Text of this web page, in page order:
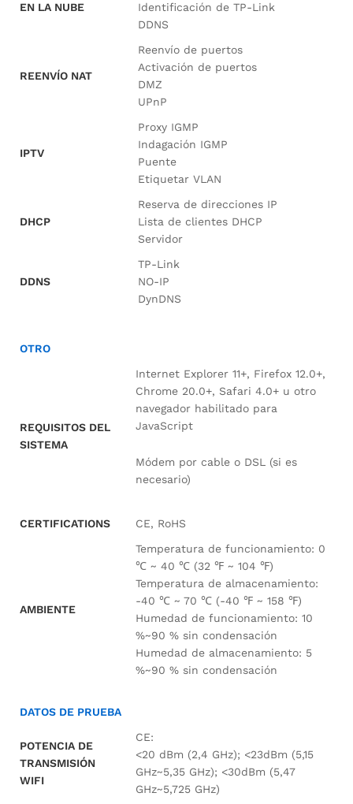
EN LA NUBE
Identificación de TP-Link
DDNS
REENVÍO NAT
Reenvío de puertos
Activación de puertos
DMZ
UPnP
IPTV
Proxy IGMP
Indagación IGMP
Puente
Etiquetar VLAN
DHCP
Reserva de direcciones IP
Lista de clientes DHCP
Servidor
DDNS
TP-Link
NO-IP
DynDNS
OTRO
REQUISITOS DEL
SISTEMA
Internet Explorer 11+, Firefox 12.0+,
Chrome 20.0+, Safari 4.0+ u otro
navegador habilitado para
JavaScript
Módem por cable o DSL (si es
necesario)
CERTIFICATIONS CE, RoHS
AMBIENTE
Temperatura de funcionamiento: 0
℃ ~ 40 ℃ (32 ℉ ~ 104 ℉)
Temperatura de almacenamiento:
-40 ℃ ~ 70 ℃ (-40 ℉ ~ 158 ℉)
Humedad de funcionamiento: 10
%~90 % sin condensación
Humedad de almacenamiento: 5
%~90 % sin condensación
DATOS DE PRUEBA
POTENCIA DE
TRANSMISIÓN
WIFI
CE:
<20 dBm (2,4 GHz); <23dBm (5,15
GHz~5,35 GHz); <30dBm (5,47
GHz~5,725 GHz)